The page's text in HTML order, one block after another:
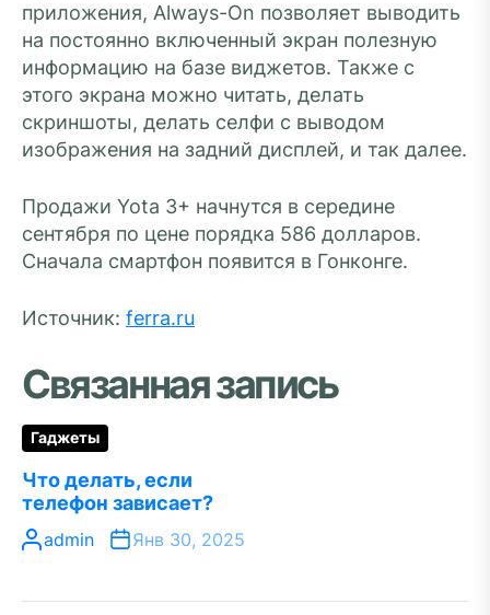
приложения, Always-On позволяет выводить
на постоянно включенный экран полезную
информацию на базе виджетов. Также с
этого экрана можно читать, делать
скриншоты, делать селфи с выводом
изображения на задний дисплей, и так далее.
Продажи Yota 3+ начнутся в середине
сентября по цене порядка 586 долларов.
Сначала смартфон появится в Гонконге.
Источник: ferra.ru
Связанная запись
Гаджеты
Что делать, если
телефон зависает?
admin Янв 30, 2025